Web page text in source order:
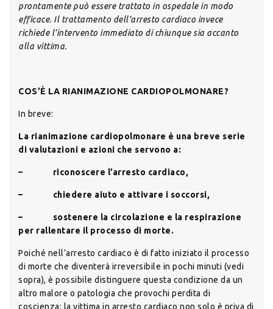
prontamente può essere trattato in ospedale in modo
efficace. Il trattamento dell’arresto cardiaco invece
richiede l’intervento immediato di chiunque sia accanto
alla vittima.
COS’È LA RIANIMAZIONE CARDIOPOLMONARE?
In breve:
La rianimazione cardiopolmonare è una breve serie
di valutazioni e azioni che servono a:
– riconoscere l’arresto cardiaco,
– chiedere aiuto e attivare i soccorsi,
– sostenere la circolazione e la respirazione
per rallentare il processo di morte.
Poiché nell’arresto cardiaco è di fatto iniziato il processo
di morte che diventerà irreversibile in pochi minuti (vedi
sopra), è possibile distinguere questa condizione da un
altro malore o patologia che provochi perdita di
coscienza: la vittima in arresto cardiaco non solo è priva di